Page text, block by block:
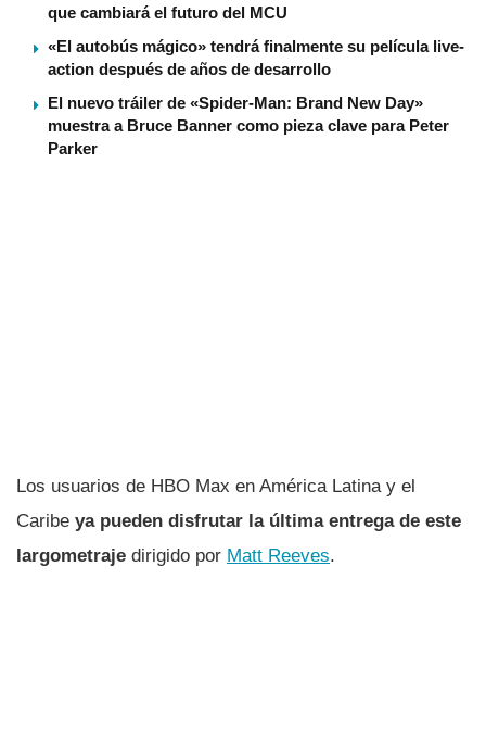
que cambiará el futuro del MCU
«El autobús mágico» tendrá finalmente su película live-
action después de años de desarrollo
El nuevo tráiler de «Spider-Man: Brand New Day»
muestra a Bruce Banner como pieza clave para Peter
Parker
Los usuarios de HBO Max en América Latina y el
Caribe ya pueden disfrutar la última entrega de este
largometraje dirigido por Matt Reeves.